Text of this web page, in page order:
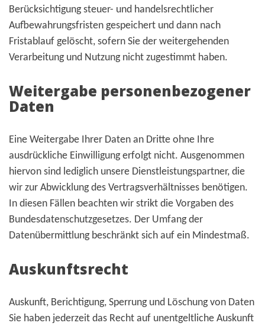
Berücksichtigung steuer- und handelsrechtlicher
Aufbewahrungsfristen gespeichert und dann nach
Fristablauf gelöscht, sofern Sie der weitergehenden
Verarbeitung und Nutzung nicht zugestimmt haben.
Weitergabe personenbezogener
Daten
Eine Weitergabe Ihrer Daten an Dritte ohne Ihre
ausdrückliche Einwilligung erfolgt nicht. Ausgenommen
hiervon sind lediglich unsere Dienstleistungspartner, die
wir zur Abwicklung des Vertragsverhältnisses benötigen.
In diesen Fällen beachten wir strikt die Vorgaben des
Bundesdatenschutzgesetzes. Der Umfang der
Datenübermittlung beschränkt sich auf ein Mindestmaß.
Auskunftsrecht
Auskunft, Berichtigung, Sperrung und Löschung von Daten
Sie haben jederzeit das Recht auf unentgeltliche Auskunft